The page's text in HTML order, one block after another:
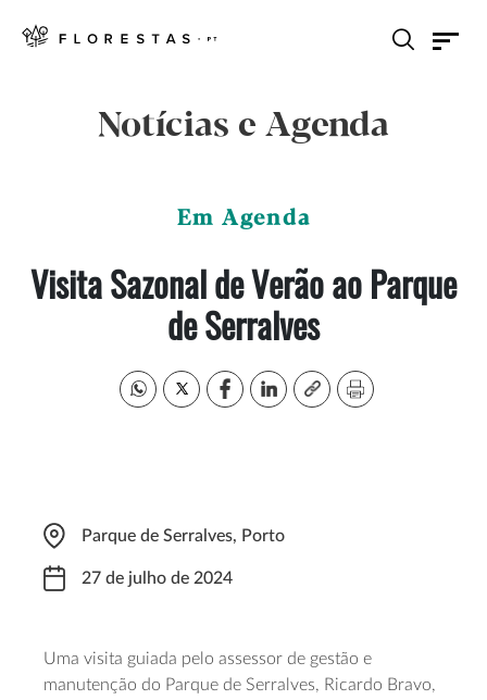
Notícias e Agenda
Em Agenda
Visita Sazonal de Verão ao Parque
de Serralves
Parque de Serralves, Porto
27 de julho de 2024
Uma visita guiada pelo assessor de gestão e
manutenção do Parque de Serralves, Ricardo Bravo,